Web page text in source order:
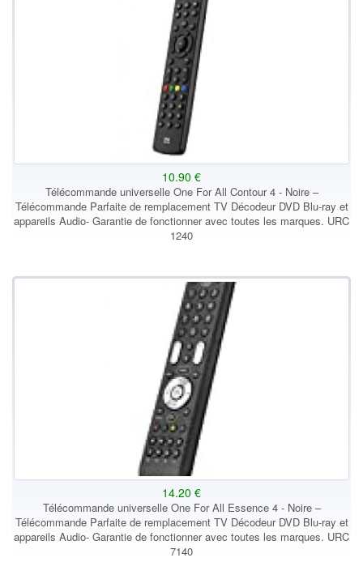
10.90 €
Télécommande universelle One For All Contour 4 - Noire –
Télécommande Parfaite de remplacement TV Décodeur DVD Blu-ray et
appareils Audio- Garantie de fonctionner avec toutes les marques. URC
1240
14.20 €
Télécommande universelle One For All Essence 4 - Noire –
Télécommande Parfaite de remplacement TV Décodeur DVD Blu-ray et
appareils Audio- Garantie de fonctionner avec toutes les marques. URC
7140